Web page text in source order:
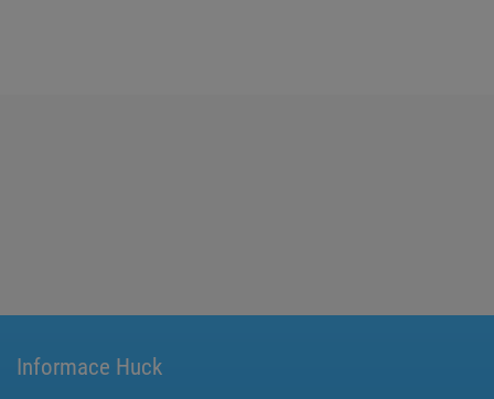
Informace Huck